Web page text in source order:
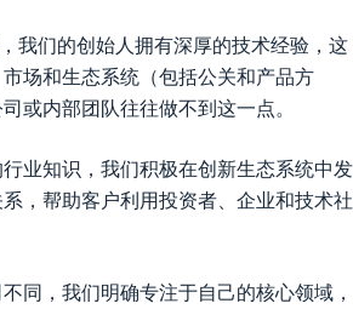
我们的创始人拥有深厚的技术经验，这
场和生态系统（包括公关和产品方
或内部团队往往做不到这一点。
业知识，我们积极在创新生态系统中发
，帮助客户利用投资者、企业和技术社
同，我们明确专注于自己的核心领域，